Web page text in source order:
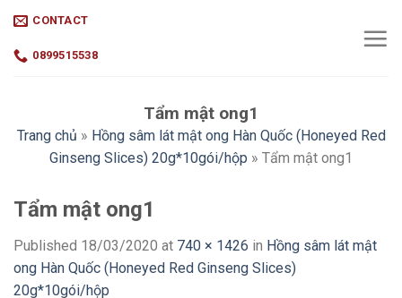
content
CONTACT
0899515538
Tẩm mật ong1
Trang chủ » Hồng sâm lát mật ong Hàn Quốc (Honeyed Red
Ginseng Slices) 20g*10gói/hộp » Tẩm mật ong1
Tẩm mật ong1
Published 18/03/2020 at 740 × 1426 in Hồng sâm lát mật
ong Hàn Quốc (Honeyed Red Ginseng Slices)
20g*10gói/hộp